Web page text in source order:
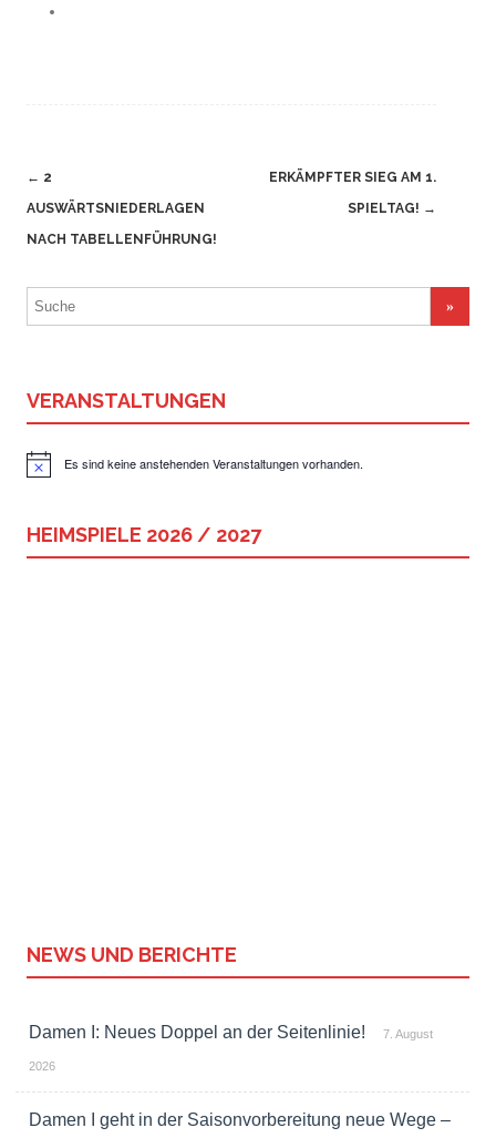
Navigation
(Beiträge)
← 2
AUSWÄRTSNIEDERLAGEN
NACH TABELLENFÜHRUNG!
ERKÄMPFTER SIEG AM 1.
SPIELTAG! →
Suchergebnis
für:
VERANSTALTUNGEN
HinweisEs sind keine anstehenden Veranstaltungen vorhanden.
HEIMSPIELE 2026 / 2027
NEWS UND BERICHTE
Damen I: Neues Doppel an der Seitenlinie! 7. August
2026
Damen I geht in der Saisonvorbereitung neue Wege –